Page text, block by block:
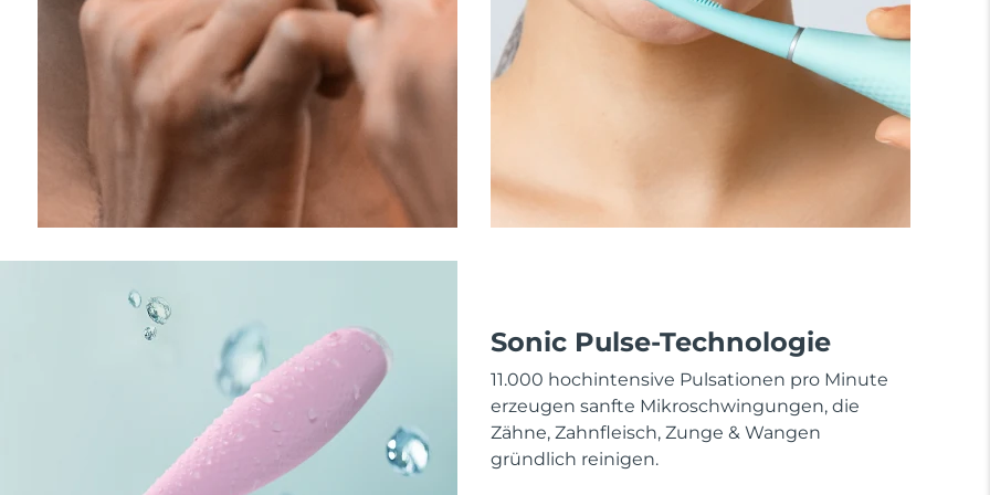
Sonic Pulse-Technologie
11.000 hochintensive Pulsationen pro Minute
erzeugen sanfte Mikroschwingungen, die
Zähne, Zahnfleisch, Zunge & Wangen
gründlich reinigen.